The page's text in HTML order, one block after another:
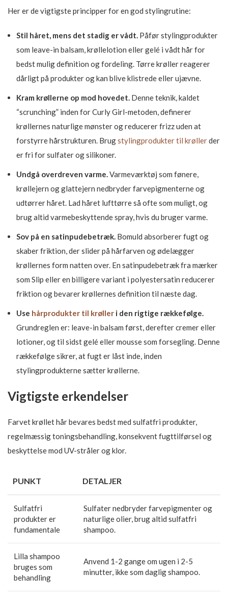
Her er de vigtigste principper for en god stylingrutine:
Stil håret, mens det stadig er vådt. Påfør stylingprodukter
som leave-in balsam, krøllelotion eller gelé i vådt hår for
bedst mulig definition og fordeling. Tørre krøller reagerer
dårligt på produkter og kan blive klistrede eller ujævne.
Kram krøllerne op mod hovedet. Denne teknik, kaldet
“scrunching” inden for Curly Girl-metoden, definerer
krøllernes naturlige mønster og reducerer frizz uden at
forstyrre hårstrukturen. Brugstylingprodukter til krøllerder
er fri for sulfater og silikoner.
Undgå overdreven varme.Varmeværktøj som fønere,
krøllejern og glattejern nedbryder farvepigmenterne og
udtørrer håret. Lad håret lufttørre så ofte som muligt, og
brug altid varmebeskyttende spray, hvis du bruger varme.
Sov på en satinpudebetræk. Bomuld absorberer fugt og
skaber friktion, der slider på hårfarven og ødelægger
krøllernes form natten over. En satinpudebetræk fra mærker
som Slip eller en billigere variant i polyestersatin reducerer
friktion og bevarer krøllernes definition til næste dag.
Use hårprodukter til krøller i den rigtige rækkefølge.
Grundreglen er: leave-in balsam først, derefter cremer eller
lotioner, og til sidst gelé eller mousse som forsegling. Denne
rækkefølge sikrer, at fugt er låst inde, inden
stylingprodukterne sætter krøllerne.
Vigtigste erkendelser
Farvet krøllet hår bevares bedst med sulfatfri produkter,
regelmæssig toningsbehandling, konsekvent fugttilførsel og
beskyttelse mod UV-stråler og klor.
PUNKT DETALJER
Sulfatfri
produkter er
fundamentale
Sulfater nedbryder farvepigmenter og
naturlige olier, brug altid sulfatfri
shampoo.
Lilla shampoo
bruges som
behandling
Anvend 1-2 gange om ugen i 2-5
minutter, ikke som daglig shampoo.